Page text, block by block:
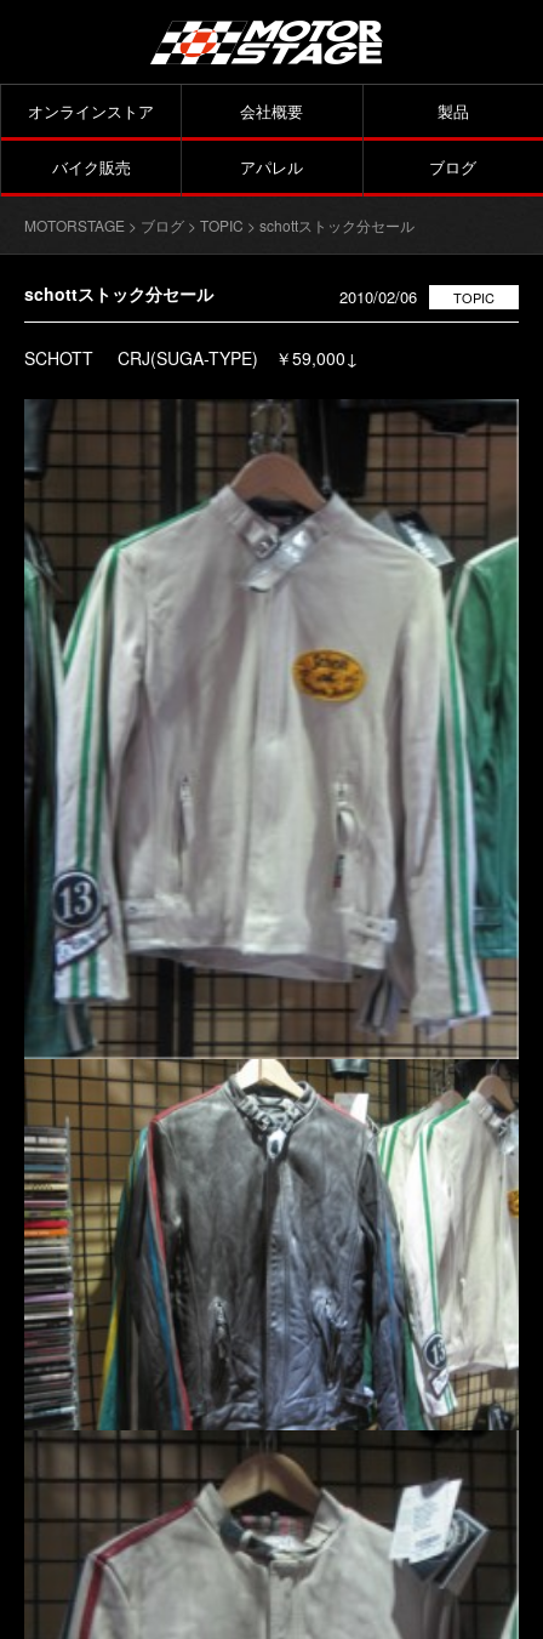
オンラインストア 会社概要 製品
バイク販売 アパレル ブログ
MOTORSTAGE > ブログ > TOPIC > schottストック分セール
schottストック分セール TOPIC
2010/02/06
SCHOTT CRJ(SUGA-TYPE) ￥59,000↓